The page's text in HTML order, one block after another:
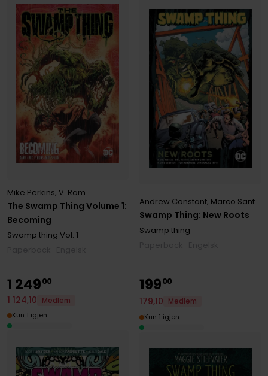
The Swamp Thing Volume 1:
Becoming
Mike Perkins, V. Ram
Swamp thing Vol. 1
Swamp Thing: New Roots
Andrew Constant, Marco Santucci
Swamp thing
1 24900
1 124,10
Medlem
Kun 1 igjen
19900
179,10
Medlem
Kun 1 igjen